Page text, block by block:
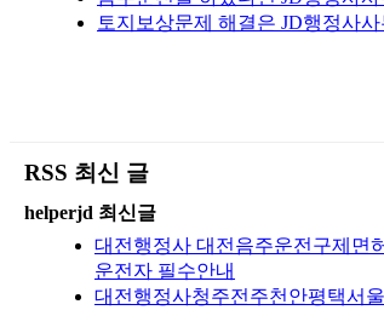
토지보상문제 해결은 JD행정사
RSS 최신 글
helperjd 최신글
대전행정사 대전음주운전구제면
운전자 필수안내
대전행정사청주전주천안평택서